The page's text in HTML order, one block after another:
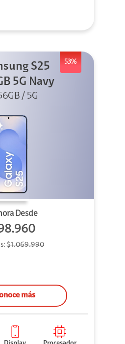
53%
S25
5G Navy
/ 5G
Desde
$1.069.990
más